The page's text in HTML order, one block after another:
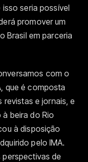
isso seria possível
promover um
Brasil em parceria
com o
que é composta
revistas e jornais, e
beira do Rio
à disposição
pelo IMA.
perspectivas de